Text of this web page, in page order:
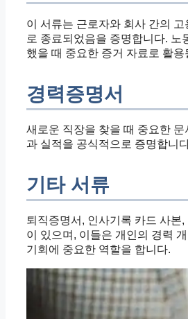
이 서류는 근로자와 회사 간의
로 종료되었음을 증명합니다. 노
했을 때 중요한 증거 자료로 활용
경력증명서
새로운 직장을 찾을 때 중요한 문
과 실적을 공식적으로 증명합니
기타 서류
퇴직증명서, 인사기록 카드 사본
이 있으며, 이들은 개인의 경력
기회에 중요한 역할을 합니다.